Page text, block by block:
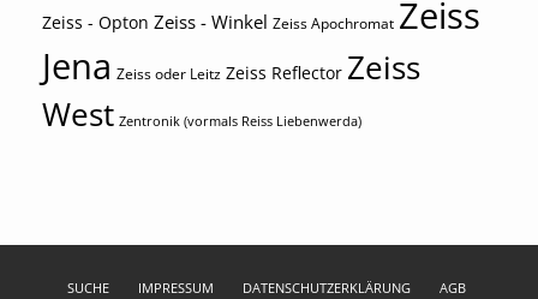
Zeiss - Opton Zeiss - Winkel Zeiss Apochromat Zeiss
Jena Zeiss oder Leitz Zeiss Reflector Zeiss
West Zentronik (vormals Reiss Liebenwerda)
SUCHE IMPRESSUM DATENSCHUTZERKLÄRUNG
AGB